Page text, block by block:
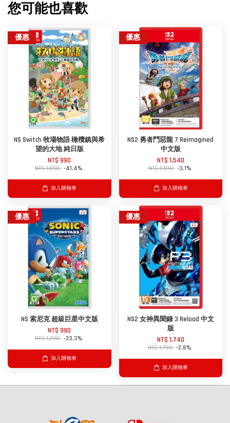
您可能也喜歡
優惠
NS Switch 牧場物語 橄欖鎮與希
望的大地 純日版
NT$ 990
NT$ 1,690 -41.4%
加入購物車
優惠
NS2 勇者鬥惡龍 7 Reimagined
中文版
NT$ 1,540
NT$ 1,590 -3.1%
加入購物車
優惠
NS 索尼克 超級巨星中文版
NT$ 990
NT$ 1,290 -23.3%
加入購物車
優惠
NS2 女神異聞錄 3 Reload 中文
版
NT$ 1,740
NT$ 1,790 -2.8%
加入購物車